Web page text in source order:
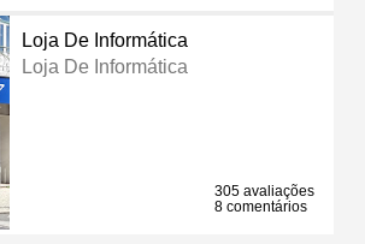
Loja De Informática
Loja De Informática
305 avaliações
8 comentários